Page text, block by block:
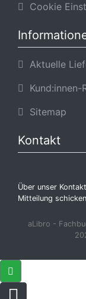
Cookie
Aktuelle
Kund:innen-
Sitemap
Kontakt
Über unser
Mitteilung
aLibro -